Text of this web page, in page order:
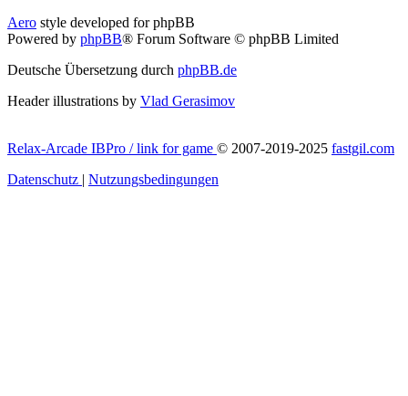
Aero style developed for phpBB
Powered by phpBB® Forum Software © phpBB Limited
Deutsche Übersetzung durch phpBB.de
Header illustrations by Vlad Gerasimov
Relax-Arcade IBPro / link for game © 2007-2019-2025 fastgil.com
Datenschutz | Nutzungsbedingungen